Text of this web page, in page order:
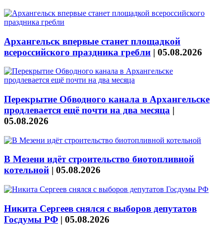
Архангельск впервые станет площадкой
всероссийского праздника гребли | 05.08.2026
Перекрытие Обводного канала в Архангельске
продлевается ещё почти на два месяца |
05.08.2026
В Мезени идёт строительство биотопливной
котельной | 05.08.2026
Никита Сергеев снялся с выборов депутатов
Госдумы РФ | 05.08.2026